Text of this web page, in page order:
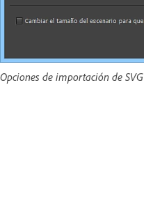
Opciones de importación de SVG